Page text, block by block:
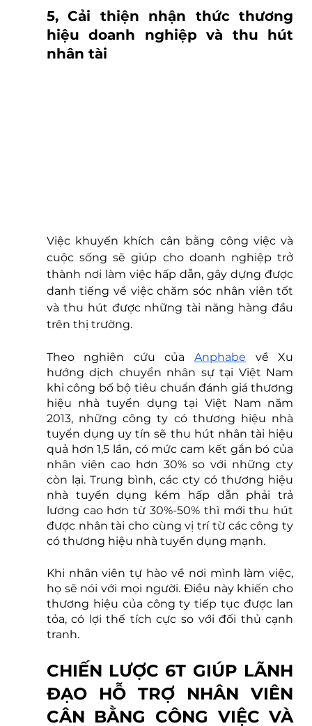
5, Cải thiện nhận thức thương
hiệu doanh nghiệp và thu hút
nhân tài
Việc khuyến khích cân bằng công việc và
cuộc sống sẽ giúp cho doanh nghiệp trở
thành nơi làm việc hấp dẫn, gây dựng được
danh tiếng về việc chăm sóc nhân viên tốt
và thu hút được những tài năng hàng đầu
trên thị trường.
Theo nghiên cứu của Anphabe về Xu
hướng dịch chuyển nhân sự tại Việt Nam
khi công bố bộ tiêu chuẩn đánh giá thương
hiệu nhà tuyển dụng tại Việt Nam năm
2013, những công ty có thương hiệu nhà
tuyển dụng uy tín sẽ thu hút nhân tài hiệu
quả hơn 1,5 lần, có mức cam kết gắn bó của
nhân viên cao hơn 30% so với những cty
còn lại. Trung bình, các cty có thương hiệu
nhà tuyển dụng kém hấp dẫn phải trả
lương cao hơn từ 30%-50% thì mới thu hút
được nhân tài cho cùng vị trí từ các công ty
có thương hiệu nhà tuyển dụng mạnh.
Khi nhân viên tự hào về nơi mình làm việc,
họ sẽ nói với mọi người. Điều này khiến cho
thương hiệu của công ty tiếp tục được lan
tỏa, có lợi thế tích cực so với đối thủ cạnh
tranh.
CHIẾN LƯỢC 6T GIÚP LÃNH
ĐẠO HỖ TRỢ NHÂN VIÊN
CÂN BẰNG CÔNG VIỆC VÀ